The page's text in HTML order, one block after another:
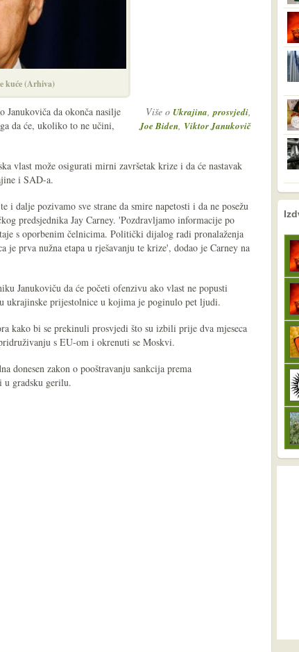
kuće (Arhiva)
Više o Ukrajina,prosvjedi,
Joe Biden, Viktor Janukovič
Janukoviča da okonča nasilje
da će, ukoliko to ne učini,
vlast može osigurati mirni završetak krize i da će nastavak
i SAD-a.
i dalje pozivamo sve strane da smire napetosti i da ne posežu
predsjednika Jay Carney. 'Pozdravljamo informacije po
s oporbenim čelnicima. Politički dijalog radi pronalaženja
je prva nužna etapa u rješavanju te krize', dodao je Carney na
Janukoviču da će početi ofenzivu ako vlast ne popusti
ukrajinske prijestolnice u kojima je poginulo pet ljudi.
kako bi se prekinuli prosvjedi što su izbili prije dva mjeseca
s EU-om i okrenuti se Moskvi.
donesen zakon o pooštravanju sankcija prema
u gradsku gerilu.
nema prethodne
sljedeće